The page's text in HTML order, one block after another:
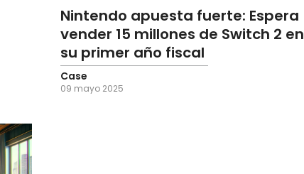
Nintendo apuesta fuerte: Espera
vender 15 millones de Switch 2 en
su primer año fiscal
Case
09 mayo 2025